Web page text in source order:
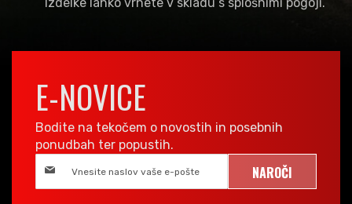
E-NOVICE
Bodite na tekočem o novostih in posebnih
ponudbah ter popustih.
NAROČI